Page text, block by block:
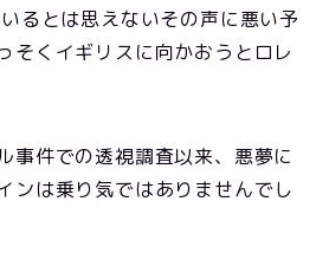
るとは思えないその声に悪い予
そくイギリスに向かおうとロレ
事件での透視調査以来、悪夢に
ンは乗り気ではありませんでし